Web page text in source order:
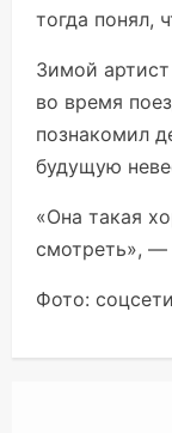
тогда понял,
Зимой
во время
познакомил
будущую
«Она такая
смотреть», —
Фото: соцсети